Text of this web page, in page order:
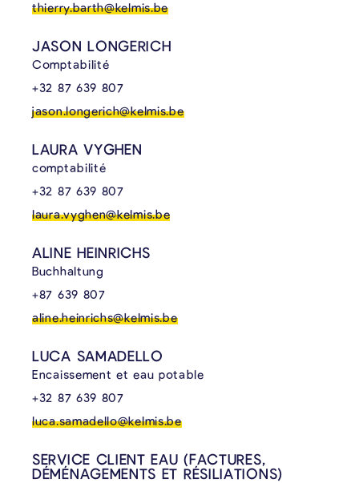
thierry.barth@kelmis.be
JASON LONGERICH
Comptabilité
+32 87 639 807
jason.longerich@kelmis.be
LAURA VYGHEN
comptabilité
+32 87 639 807
laura.vyghen@kelmis.be
ALINE HEINRICHS
Buchhaltung
+87 639 807
aline.heinrichs@kelmis.be
LUCA SAMADELLO
Encaissement et eau potable
+32 87 639 807
luca.samadello@kelmis.be
SERVICE CLIENT EAU (FACTURES,
DÉMÉNAGEMENTS ET RÉSILIATIONS)